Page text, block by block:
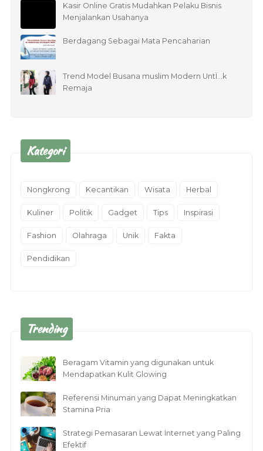
Kasir Online Gratis Mudahkan Pelaku Bisnis
Menjalankan Usahanya
Berdagang Sebagai Mata Pencaharian
Trend Model Busana muslim Modern UntÏ…k
Remaja
Kategori
Nongkrong Kecantikan Wisata Herbal
Kuliner Politik Gadget Tips Inspirasi
Fashion Olahraga Unik Fakta
Pendidikan
Trending
Beragam Vitamin yang digunakan untuk
Mendapatkan Kulit Glowing
Referensi Minuman yang Dapat Meningkatkan
Stamina Pria
Strategi Pemasaran Lewat Internet yang Paling
Efektif